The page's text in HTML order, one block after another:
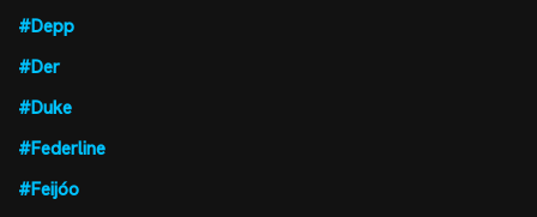
#Depp
#Der
#Duke
#Federline
#Feijóo